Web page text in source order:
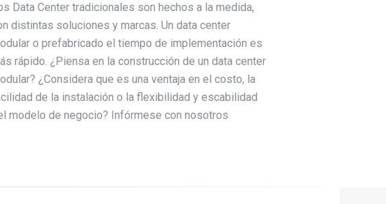
Data Center tradicionales son hechos a la medida,
distintas soluciones y marcas. Un data center
o prefabricado el tiempo de implementación es
rápido. ¿Piensa en la construcción de un data center
¿Considera que es una ventaja en el costo, la
de la instalación o la flexibilidad y escabilidad
modelo de negocio? Infórmese con nosotros